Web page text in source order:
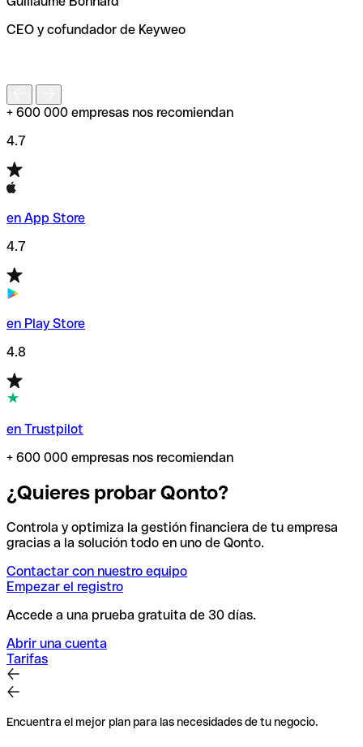
de enviar tu transferencia.
CEO y cofundador de Keyweo
+ 600 000 empresas nos recomiendan
4.7
en App Store
4.7
en Play Store
4.8
en Trustpilot
+ 600 000 empresas nos recomiendan
¿Quieres probar Qonto?
Controla y optimiza la gestión financiera de tu empresa
gracias a la solución todo en uno de Qonto.
Contactar con nuestro equipo
Empezar el registro
Accede a una prueba gratuita de 30 días.
Abrir una cuenta
Tarifas
Encuentra el mejor plan para las necesidades de tu negocio.